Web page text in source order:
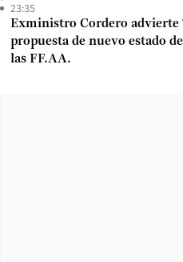
23:35
Exministro Cordero advierte
propuesta de nuevo estado
las FF.AA.